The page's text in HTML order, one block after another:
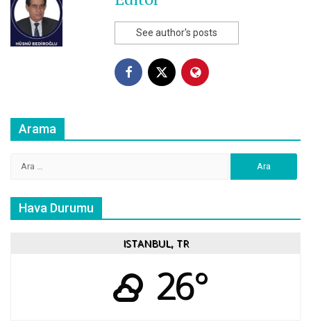
See author's posts
Arama
Hava Durumu
ISTANBUL, TR
26°